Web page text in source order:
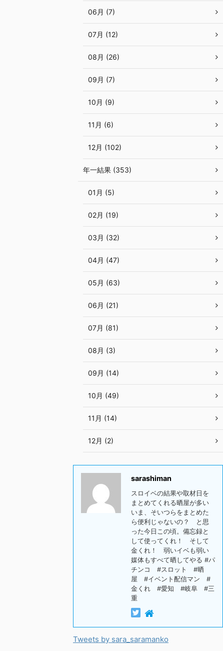
06月 (7)
07月 (12)
08月 (26)
09月 (7)
10月 (9)
11月 (6)
12月 (102)
年一結果 (353)
01月 (5)
02月 (19)
03月 (32)
04月 (47)
05月 (63)
06月 (21)
07月 (81)
08月 (3)
09月 (14)
10月 (49)
11月 (14)
12月 (2)
sarashiman
スロイベの結果や取材日を
まとめてくれる晒屋が多い
いま、そいつらをまとめた
ら便利じゃないの？ と思
った今日この頃。備忘録と
して使ってくれ！ そして
金くれ！ 弱いイベも弱い
媒体もすべて晒してやる #パ
チンコ #スロット #晒
屋 #イベント配信マン #
金くれ #愛知 #岐阜 #三
重
Tweets by sara_saramanko